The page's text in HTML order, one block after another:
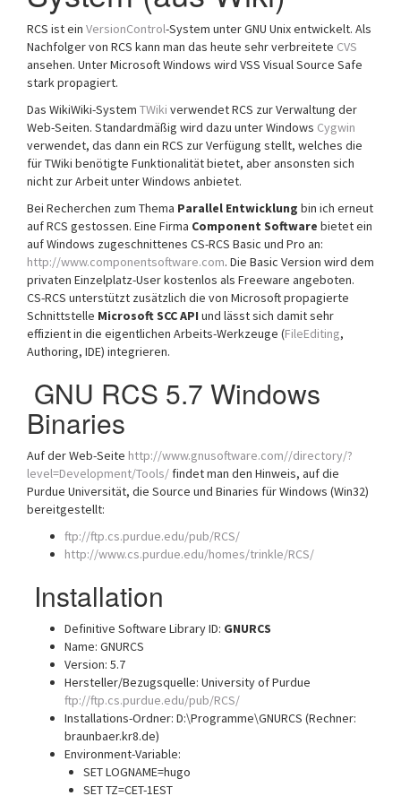
RCS ist ein VersionControl-System unter GNU Unix entwickelt. Als
Nachfolger von RCS kann man das heute sehr verbreitete CVS
ansehen. Unter Microsoft Windows wird VSS Visual Source Safe
stark propagiert.
Das WikiWiki-System TWiki verwendet RCS zur Verwaltung der
Web-Seiten. Standardmäßig wird dazu unter Windows Cygwin
verwendet, das dann ein RCS zur Verfügung stellt, welches die
für TWiki benötigte Funktionalität bietet, aber ansonsten sich
nicht zur Arbeit unter Windows anbietet.
Bei Recherchen zum Thema Parallel Entwicklung bin ich erneut
auf RCS gestossen. Eine Firma Component Software bietet ein
auf Windows zugeschnittenes CS-RCS Basic und Pro an:
http://www.componentsoftware.com. Die Basic Version wird dem
privaten Einzelplatz-User kostenlos als Freeware angeboten.
CS-RCS unterstützt zusätzlich die von Microsoft propagierte
Schnittstelle Microsoft SCC API und lässt sich damit sehr
effizient in die eigentlichen Arbeits-Werkzeuge (FileEditing,
Authoring, IDE) integrieren.
GNU RCS 5.7 Windows
Binaries
Auf der Web-Seite http://www.gnusoftware.com//directory/?
level=Development/Tools/ findet man den Hinweis, auf die
Purdue Universität, die Source und Binaries für Windows (Win32)
bereitgestellt:
ftp://ftp.cs.purdue.edu/pub/RCS/
http://www.cs.purdue.edu/homes/trinkle/RCS/
Installation
Definitive Software Library ID: GNURCS
Name: GNURCS
Version: 5.7
Hersteller/Bezugsquelle: University of Purdue
ftp://ftp.cs.purdue.edu/pub/RCS/
Installations-Ordner: D:\Programme\GNURCS (Rechner:
braunbaer.kr8.de)
Environment-Variable:
SET LOGNAME=hugo
SET TZ=CET-1EST